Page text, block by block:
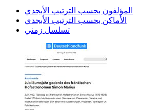
المؤلفون بحسب الترتيب الأبجدي
الأماكن بحسب الترتيب الأبجدي
تسلسل زمني